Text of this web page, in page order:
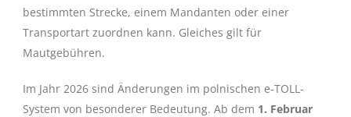
bestimmten Strecke, einem Mandanten oder einer
Transportart zuordnen kann. Gleiches gilt für
Mautgebühren.
Im Jahr 2026 sind Änderungen im polnischen e-TOLL-
System von besonderer Bedeutung. Ab dem 1. Februar